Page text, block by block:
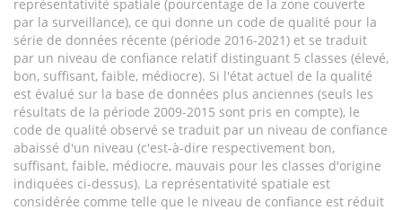
représentativité spatiale (pourcentage de la zone couverte
par la surveillance), ce qui donne un code de qualité pour la
série de données récente (période 2016-2021) et se traduit
par un niveau de confiance relatif distinguant 5 classes (élevé,
bon, suffisant, faible, médiocre). Si l'état actuel de la qualité
est évalué sur la base de données plus anciennes (seuls les
résultats de la période 2009-2015 sont pris en compte), le
code de qualité observé se traduit par un niveau de confiance
abaissé d'un niveau (c'est-à-dire respectivement bon,
suffisant, faible, médiocre, mauvais pour les classes d'origine
indiquées ci-dessus). La représentativité spatiale est
considérée comme telle que le niveau de confiance est réduit